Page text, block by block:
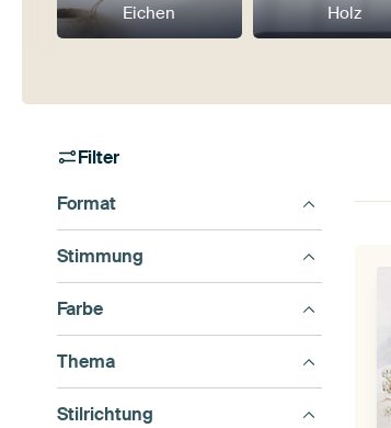
Eichen Holz
Filter
Format
Stimmung
Farbe
Thema
Stilrichtung